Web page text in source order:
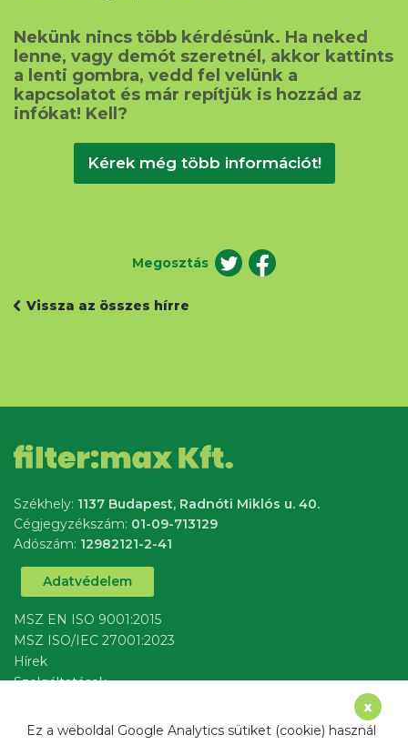
x
Ez a weboldal Google Analytics sütiket (cookie) használ
Nekünk nincs több kérdésünk. Ha neked
lenne, vagy demót szeretnél, akkor kattints
a lenti gombra, vedd fel velünk a
kapcsolatot és már repítjük is hozzád az
infókat! Kell?
Kérek még több információt!
Vissza az összes hírre
Megosztás
Székhely: 1137 Budapest, Radnóti Miklós u. 40.
Cégjegyzékszám: 01-09-713129
Adószám: 12982121-2-41
Adatvédelem
MSZ EN ISO 9001:2015
MSZ ISO/IEC 27001:2023
Hírek
Szolgáltatások